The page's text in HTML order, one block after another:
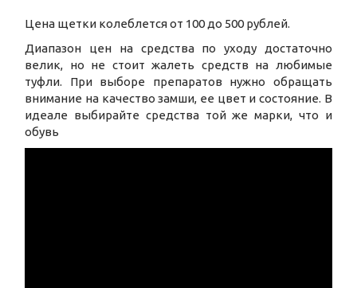
Цена щетки колеблется от 100 до 500 рублей.
Диапазон цен на средства по уходу достаточно
велик, но не стоит жалеть средств на любимые
туфли. При выборе препаратов нужно обращать
внимание на качество замши, ее цвет и состояние. В
идеале выбирайте средства той же марки, что и
обувь